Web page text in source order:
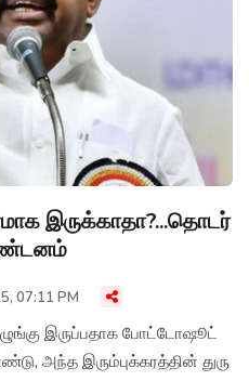
இருக்காதா?...தொடர்
07:11 PM
இருப்பதாக போட்டோஷூட்
அந்த இரும்புக்கரத்தின் துரு